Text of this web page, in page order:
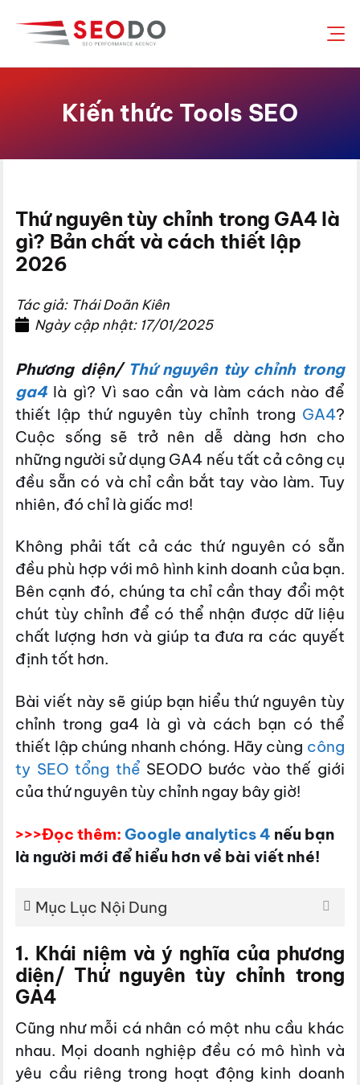
đến
Kiến thức Tools SEO
Thứ nguyên tùy chỉnh trong GA4 là
gì? Bản chất và cách thiết lập
2026
Tác giả: Thái Doãn Kiên
Ngày cập nhật: 17/01/2025
Phương diện/ Thứ nguyên tùy chỉnh trong
ga4 là gì? Vì sao cần và làm cách nào để
thiết lập thứ nguyên tùy chỉnh trong GA4?
Cuộc sống sẽ trở nên dễ dàng hơn cho
những người sử dụng GA4 nếu tất cả công cụ
đều sẵn có và chỉ cần bắt tay vào làm. Tuy
nhiên, đó chỉ là giấc mơ!
Không phải tất cả các thứ nguyên có sẵn
đều phù hợp với mô hình kinh doanh của bạn.
Bên cạnh đó, chúng ta chỉ cần thay đổi một
chút tùy chỉnh để có thể nhận được dữ liệu
chất lượng hơn và giúp ta đưa ra các quyết
định tốt hơn.
Bài viết này sẽ giúp bạn hiểu thứ nguyên tùy
chỉnh trong ga4 là gì và cách bạn có thể
thiết lập chúng nhanh chóng. Hãy cùng công
ty SEO tổng thể SEODO bước vào thế giới
của thứ nguyên tùy chỉnh ngay bây giờ!
>>>Đọc thêm: Google analytics 4 nếu bạn
là người mới để hiểu hơn về bài viết nhé!
Mục Lục Nội Dung
1. Khái niệm và ý nghĩa của phương
diện/ Thứ nguyên tùy chỉnh trong
GA4
Cũng như mỗi cá nhân có một nhu cầu khác
nhau. Mọi doanh nghiệp đều có mô hình và
yêu cầu riêng trong hoạt động kinh doanh